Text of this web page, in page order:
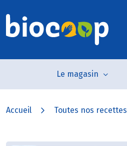
Le magasin
Accueil Toutes nos recettes